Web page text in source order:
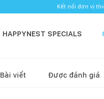
Kết nối đơn vị
HAPPYNEST SPECIALS
Bài viết Được đánh giá